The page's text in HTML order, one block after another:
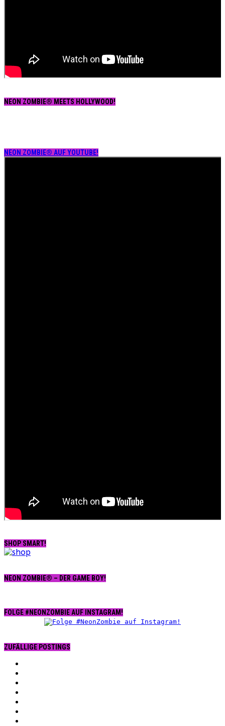
NEON ZOMBIE® MEETS HOLLYWOOD!
NEON ZOMBIE® AUF YOUTUBE!
SHOP SMART!
NEON ZOMBIE® – DER GAME BOY!
FOLGE #NEONZOMBIE AUF INSTAGRAM!
ZUFÄLLIGE POSTINGS